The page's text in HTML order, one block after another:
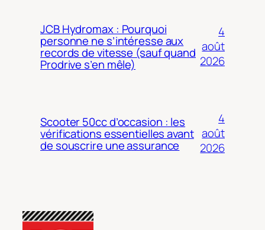
JCB Hydromax : Pourquoi
personne ne s’intéresse aux
records de vitesse (sauf quand
Prodrive s’en mêle)
4
août
2026
Scooter 50cc d’occasion : les
vérifications essentielles avant
de souscrire une assurance
4
août
2026